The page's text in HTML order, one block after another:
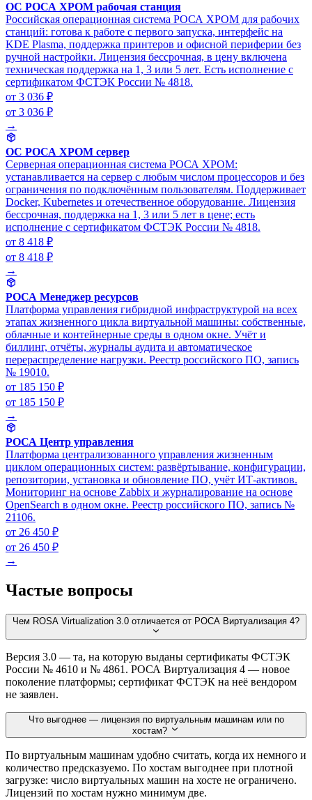
ОС РОСА ХРОМ рабочая станция
Российская операционная система РОСА ХРОМ для рабочих
станций: готова к работе с первого запуска, интерфейс на
KDE Plasma, поддержка принтеров и офисной периферии без
ручной настройки. Лицензия бессрочная, в цену включена
техническая поддержка на 1, 3 или 5 лет. Есть исполнение с
сертификатом ФСТЭК России № 4818.
от 3 036 ₽
от 3 036 ₽
→
ОС РОСА ХРОМ сервер
Серверная операционная система РОСА ХРОМ:
устанавливается на сервер с любым числом процессоров и без
ограничения по подключённым пользователям. Поддерживает
Docker, Kubernetes и отечественное оборудование. Лицензия
бессрочная, поддержка на 1, 3 или 5 лет в цене; есть
исполнение с сертификатом ФСТЭК России № 4818.
от 8 418 ₽
от 8 418 ₽
→
РОСА Менеджер ресурсов
Платформа управления гибридной инфраструктурой на всех
этапах жизненного цикла виртуальной машины: собственные,
облачные и контейнерные среды в одном окне. Учёт и
биллинг, отчёты, журналы аудита и автоматическое
перераспределение нагрузки. Реестр российского ПО, запись
№ 19010.
от 185 150 ₽
от 185 150 ₽
→
РОСА Центр управления
Платформа централизованного управления жизненным
циклом операционных систем: развёртывание, конфигурации,
репозитории, установка и обновление ПО, учёт ИТ-активов.
Мониторинг на основе Zabbix и журналирование на основе
OpenSearch в одном окне. Реестр российского ПО, запись №
21106.
от 26 450 ₽
от 26 450 ₽
→
Частые вопросы
Чем ROSA Virtualization 3.0 отличается от РОСА Виртуализация 4?
Версия 3.0 — та, на которую выданы сертификаты ФСТЭК
России № 4610 и № 4861. РОСА Виртуализация 4 — новое
поколение платформы; сертификат ФСТЭК на неё вендором
не заявлен.
Что выгоднее — лицензия по виртуальным машинам или по
хостам?
По виртуальным машинам удобно считать, когда их немного и
количество предсказуемо. По хостам выгоднее при плотной
загрузке: число виртуальных машин на хосте не ограничено.
Лицензий по хостам нужно минимум две.